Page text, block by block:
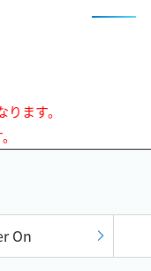
ます。
On